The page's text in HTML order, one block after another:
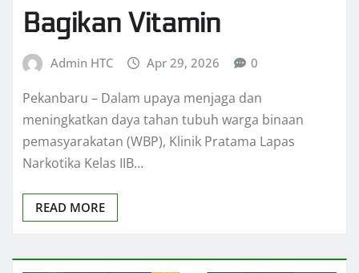
Bagikan Vitamin
Admin HTC Apr 29, 2026 0
Pekanbaru – Dalam upaya menjaga dan
meningkatkan daya tahan tubuh warga binaan
pemasyarakatan (WBP), Klinik Pratama Lapas
Narkotika Kelas IIB…
READ MORE